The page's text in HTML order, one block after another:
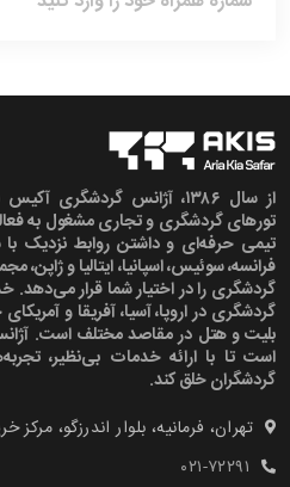
از سال ۱۳۸۶، آژانس
تورهای گردشگری و تجاری مشغول به
تیمی حرفه‌ای و داشتن روابط نزدیک
فرانسه، سوئیس، اسپانیا، ایتالیا و
گردشگری را در اختیار شما قرار
گردشگری در اروپا، آسیا، آفریقا و
بلیت و هتل در مقاصد مختلف است.
است تا با ارائه خدمات بی‌نظیر،
گردشگران خلق کند.
تهران، فرمانیه، بلوار اندرزگو، مرکز
۰۲۱-۷۲۲۹۱